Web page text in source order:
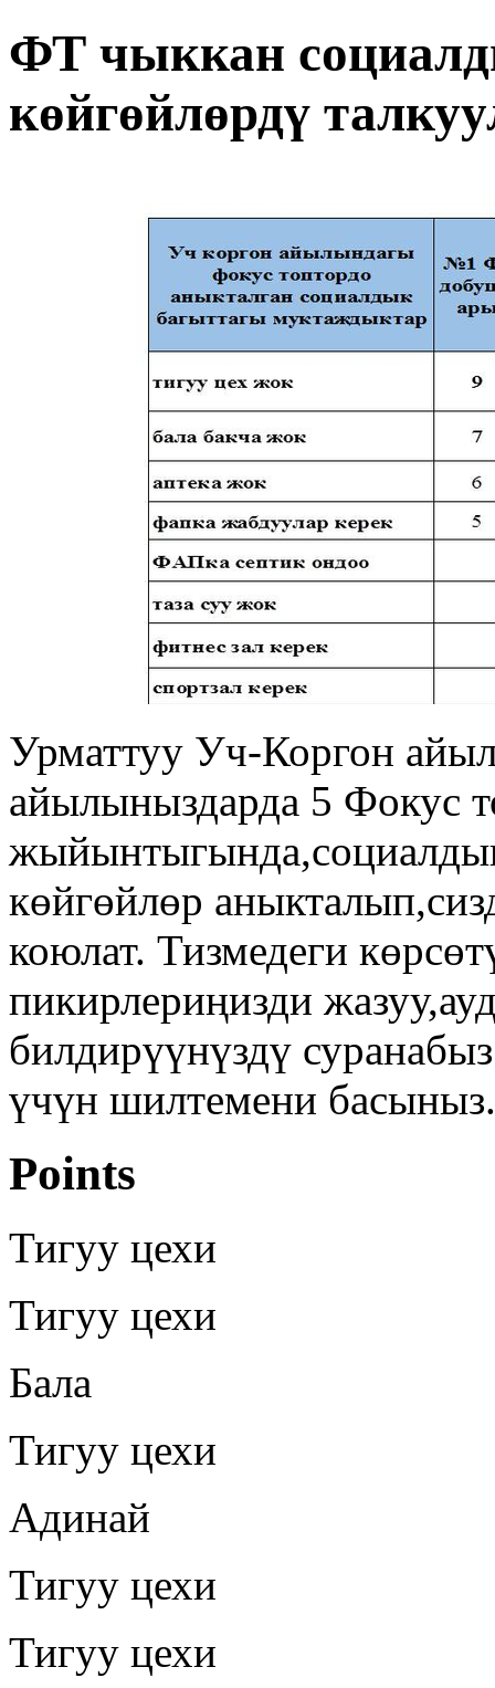
ФТ чыккан
көйгөйлөрдү
Урматтуу Уч-Коргон
айылыныздарда 5 Фокус
көйгөйлөр
коюлат. Тизмедеги
пикирлериңизди
билдирүүнүздү
үчүн шилтемени басыныз.
Points
Тигуу цехи
Тигуу цехи
Бала
Тигуу цехи
Адинай
Тигуу цехи
Тигуу цехи